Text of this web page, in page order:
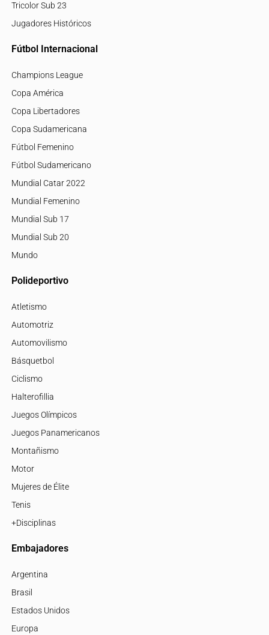
Tricolor Sub 23
Jugadores Históricos
Fútbol Internacional
Champions League
Copa América
Copa Libertadores
Copa Sudamericana
Fútbol Femenino
Fútbol Sudamericano
Mundial Catar 2022
Mundial Femenino
Mundial Sub 17
Mundial Sub 20
Mundo
Polideportivo
Atletismo
Automotriz
Automovilismo
Básquetbol
Ciclismo
Halterofillia
Juegos Olímpicos
Juegos Panamericanos
Montañismo
Motor
Mujeres de Élite
Tenis
+Disciplinas
Embajadores
Argentina
Brasil
Estados Unidos
Europa